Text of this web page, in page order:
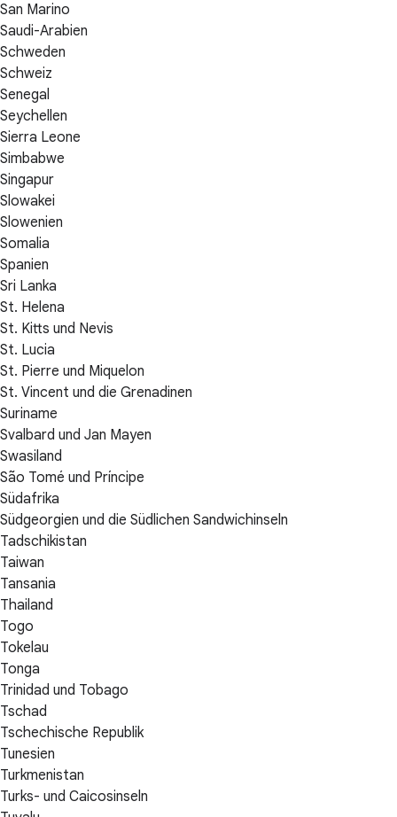
San Marino
Saudi-Arabien
Schweden
Schweiz
Senegal
Seychellen
Sierra Leone
Simbabwe
Singapur
Slowakei
Slowenien
Somalia
Spanien
Sri Lanka
St. Helena
St. Kitts und Nevis
St. Lucia
St. Pierre und Miquelon
St. Vincent und die Grenadinen
Suriname
Svalbard und Jan Mayen
Swasiland
São Tomé und Príncipe
Südafrika
Südgeorgien und die Südlichen Sandwichinseln
Tadschikistan
Taiwan
Tansania
Thailand
Togo
Tokelau
Tonga
Trinidad und Tobago
Tschad
Tschechische Republik
Tunesien
Turkmenistan
Turks- und Caicosinseln